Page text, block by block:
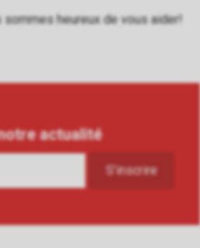
sommes heureux de vous aider!
actualité